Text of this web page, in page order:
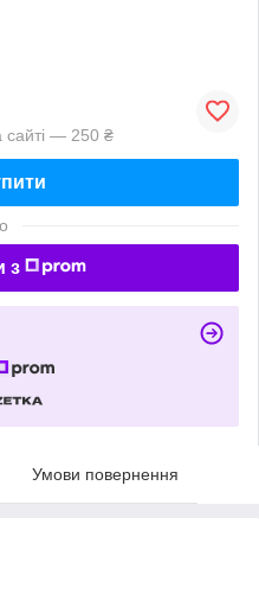
сайті — 250 ₴
з
Умови повернення